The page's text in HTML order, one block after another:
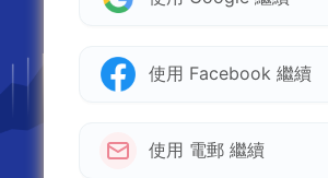
使用 Facebook 繼續
使用 電郵 繼續